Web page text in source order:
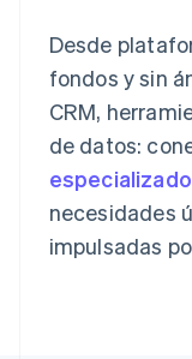
Desde
fondos y sin
CRM,
de datos:
necesidades
impulsadas